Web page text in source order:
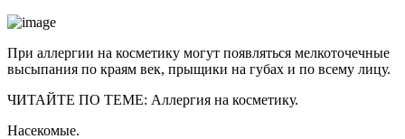
При аллергии на косметику могут появляться мелкоточечные
высыпания по краям век, прыщики на губах и по всему лицу.
ЧИТАЙТЕ ПО ТЕМЕ: Аллергия на косметику.
Насекомые.